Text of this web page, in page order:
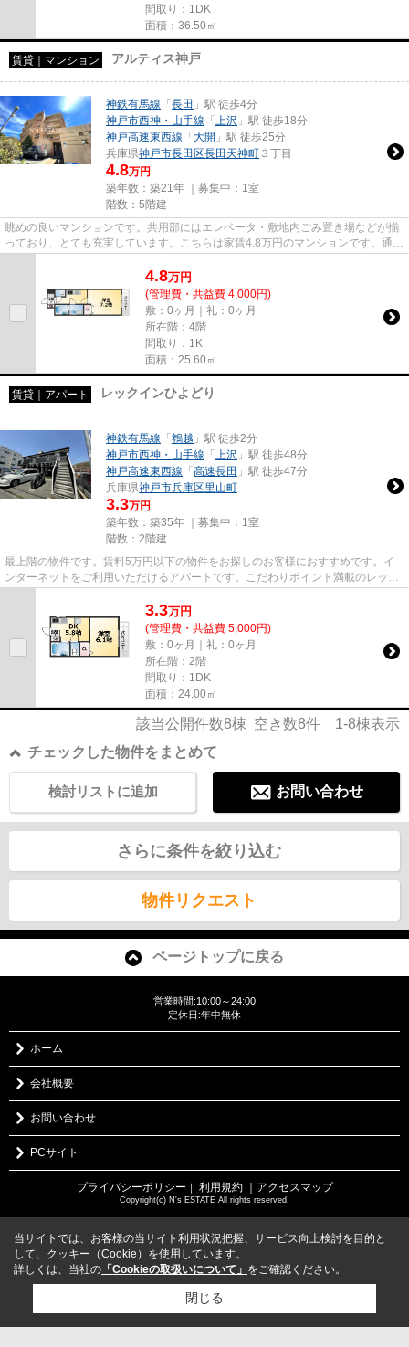
間取り：1DK
面積：36.50㎡
賃貸｜マンション アルティス神戸
神鉄有馬線 「 長田 」駅 徒歩4分
神戸市西神・山手線 「 上沢 」駅 徒歩18分
神戸高速東西線 「 大開 」駅 徒歩25分
兵庫県神戸市長田区長田天神町 ３丁目
4.8万円
築年数：築21年 ｜募集中： 1室
階数：5階建
眺めの良いマンションです。共用部にはエレベータ・敷地内ごみ置き場などが揃
っており、とても充実しています。こちらは家賃4.8万円のマンションです。通信
4.8万円
(管理費・共益費 4,000円)
敷：0ヶ月｜礼：0ヶ月
所在階：4階
間取り：1K
面積：25.60㎡
賃貸｜アパート レックインひよどり
神鉄有馬線 「 鵯越 」駅 徒歩2分
神戸市西神・山手線 「 上沢 」駅 徒歩48分
神戸高速東西線 「 高速長田 」駅 徒歩47分
兵庫県神戸市兵庫区里山町
3.3万円
築年数：築35年 ｜募集中： 1室
階数：2階建
最上階の物件です。賃料5万円以下の物件をお探しのお客様におすすめです。イ
ンターネットをご利用いただけるアパートです。こだわりポイント満載のレック
3.3万円
(管理費・共益費 5,000円)
敷：0ヶ月｜礼：0ヶ月
所在階：2階
間取り：1DK
面積：24.00㎡
該当公開件数8棟 空き数8件 1-8棟表示
チェックした物件をまとめて
お問い合わせ
検討リストに追加
さらに条件を絞り込む
物件リクエスト
ページトップに戻る
営業時間:10:00～24:00
定休日:年中無休
ホーム
会社概要
お問い合わせ
PCサイト
プライバシーポリシー ｜ 利用規約 ｜アクセスマップ
Copyright(c) N's ESTATE All rights reserved.
当サイトでは、お客様の当サイト利用状況把握、サービス向上検討を目的と
して、クッキー（Cookie）を使用しています。
詳しくは、当社の 「Cookieの取扱いについて」 をご確認ください。
閉じる